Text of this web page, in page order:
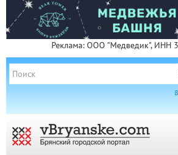
Реклама: ООО "Медведик", ИНН